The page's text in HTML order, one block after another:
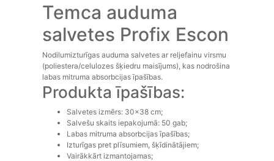
Temca auduma
salvetes Profix Escon
Nodilumizturīgas auduma salvetes ar reljefainu virsmu
(poliestera/celulozes šķiedru maisījums), kas nodrošina
labas mitruma absorbcijas īpašības.
Produkta īpašības:
Salvetes izmērs: 30x38 cm;
Salvešu skaits iepakojumā: 50 gab;
Labas mitruma absorbcijas īpašības;
Izturīgas pret plīsumiem, šķīdinātājiem;
Vairākkārt izmantojamas;